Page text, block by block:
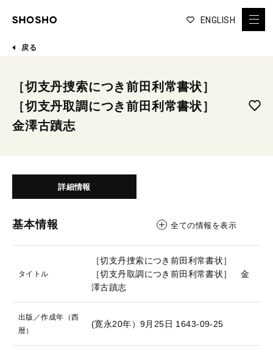
ENGLISH
戻る
［切支丹捜索につき前田利常書状］
［切支丹取調につき前田利常書状］
金澤古蹟志
詳細情報
基本情報 全ての情報を表示
タイトル
［切支丹捜索につき前田利常書状］
［切支丹取調につき前田利常書状］ 金
澤古蹟志
出版／作成年（西
暦）
(寛永20年）9月25日 1643-09-25